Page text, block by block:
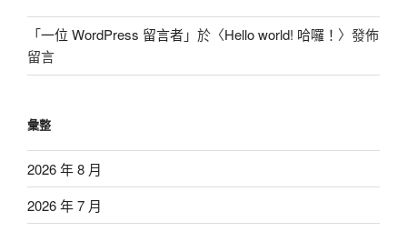
「一位 WordPress 留言者」於〈Hello world! 哈囉！ 〉發佈
留言
彙整
2026 年 8 月
2026 年 7 月